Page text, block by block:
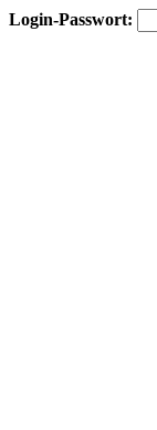
Login-Passwort: